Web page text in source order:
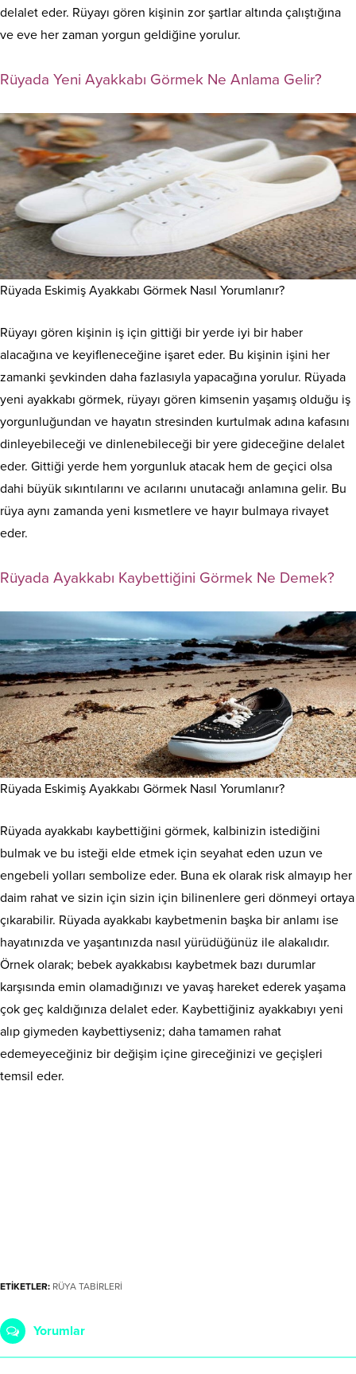
delalet eder. Rüyayı gören kişinin zor şartlar altında çalıştığına
ve eve her zaman yorgun geldiğine yorulur.
Rüyada Yeni Ayakkabı Görmek Ne Anlama Gelir?
Rüyada Eskimiş Ayakkabı Görmek Nasıl Yorumlanır?
Rüyayı gören kişinin iş için gittiği bir yerde iyi bir haber
alacağına ve keyifleneceğine işaret eder. Bu kişinin işini her
zamanki şevkinden daha fazlasıyla yapacağına yorulur. Rüyada
yeni ayakkabı görmek, rüyayı gören kimsenin yaşamış olduğu iş
yorgunluğundan ve hayatın stresinden kurtulmak adına kafasını
dinleyebileceği ve dinlenebileceği bir yere gideceğine delalet
eder. Gittiği yerde hem yorgunluk atacak hem de geçici olsa
dahi büyük sıkıntılarını ve acılarını unutacağı anlamına gelir. Bu
rüya aynı zamanda yeni kısmetlere ve hayır bulmaya rivayet
eder.
Rüyada Ayakkabı Kaybettiğini Görmek Ne Demek?
Rüyada Eskimiş Ayakkabı Görmek Nasıl Yorumlanır?
Rüyada ayakkabı kaybettiğini görmek, kalbinizin istediğini
bulmak ve bu isteği elde etmek için seyahat eden uzun ve
engebeli yolları sembolize eder. Buna ek olarak risk almayıp her
daim rahat ve sizin için sizin için bilinenlere geri dönmeyi ortaya
çıkarabilir. Rüyada ayakkabı kaybetmenin başka bir anlamı ise
hayatınızda ve yaşantınızda nasıl yürüdüğünüz ile alakalıdır.
Örnek olarak; bebek ayakkabısı kaybetmek bazı durumlar
karşısında emin olamadığınızı ve yavaş hareket ederek yaşama
çok geç kaldığınıza delalet eder. Kaybettiğiniz ayakkabıyı yeni
alıp giymeden kaybettiyseniz; daha tamamen rahat
edemeyeceğiniz bir değişim içine gireceğinizi ve geçişleri
temsil eder.
ETİKETLER: RÜYA TABİRLERİ
Yorumlar